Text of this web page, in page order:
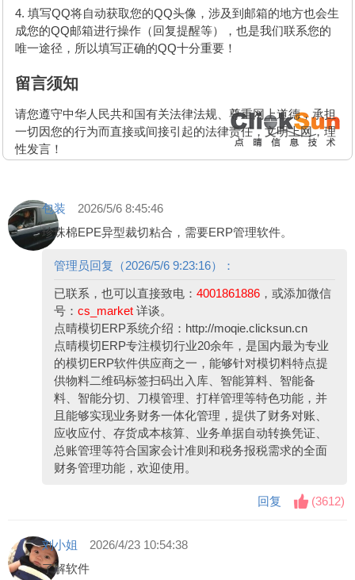
填写QQ将自动获取您的QQ头像，涉及到邮箱的地方也会生
成您的QQ邮箱进行操作（回复提醒等），也是我们联系您的
唯一途径，所以填写正确的QQ十分重要！
留言须知
请您遵守中华人民共和国有关法律法规、尊重网上道德，承担
一切因您的行为而直接或间接引起的法律责任，文明上网，理
性发言！
包装
2026/5/6 8:45:46
珍珠棉EPE异型裁切粘合，需要ERP管理软件。
管理员回复（2026/5/6 9:23:16）：
已联系，也可以直接致电：4001861886 ，或添加微信
号：cs_market 详谈。
点晴模切ERP系统介绍： http://moqie.clicksun.cn
点晴模切ERP专注模切行业20余年，是国内最为专业
的模切ERP软件供应商之一，能够针对模切料特点提
供物料二维码标签扫码出入库、智能算料、智能备
料、智能分切、刀模管理、打样管理等特色功能，并
且能够实现业务财务一体化管理，提供了财务对账、
应收应付、存货成本核算、业务单据自动转换凭证、
总账管理等符合国家会计准则和税务报税需求的全面
财务管理功能，欢迎使用。
回复 (3612)
刘小姐
2026/4/23 10:54:38
了解软件